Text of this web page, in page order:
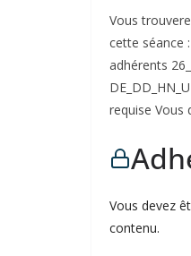
Vous
cette séance
adhérents
requise Vous
Vous devez
contenu.